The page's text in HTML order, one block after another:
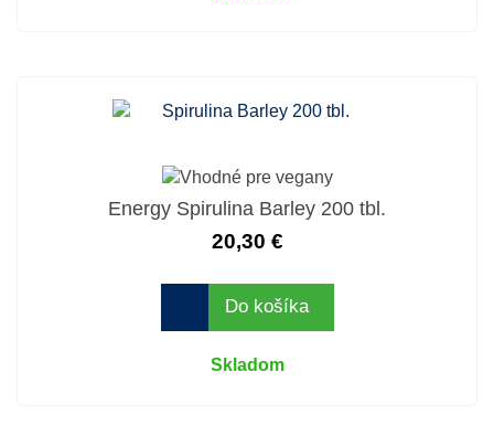
Energy Spirulina Barley 200 tbl.
20,30 €
Do košíka
Skladom